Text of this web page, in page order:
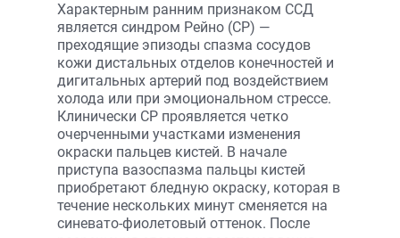
Характерным ранним признаком ССД
является синдром Рейно (СР) —
преходящие эпизоды спазма сосудов
кожи дистальных отделов конечностей и
дигитальных артерий под воздействием
холода или при эмоциональном стрессе.
Клинически СР проявляется четко
очерченными участками изменения
окраски пальцев кистей. В начале
приступа вазоспазма пальцы кистей
приобретают бледную окраску, которая в
течение нескольких минут сменяется на
синевато-фиолетовый оттенок. После